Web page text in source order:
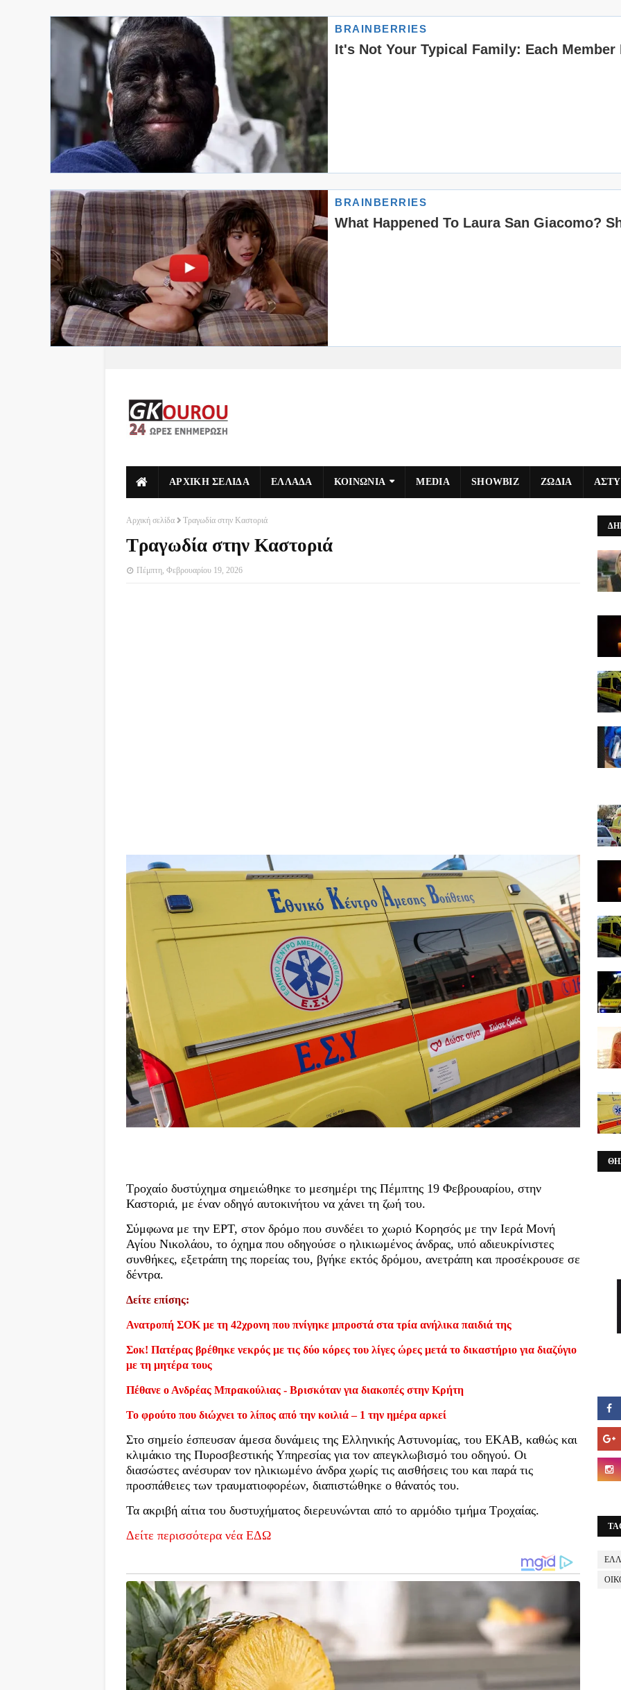
ΑΡΧΙΚΗ ΣΕΛΙΔΑ ΕΛΛΑΔΑ ΚΟΙΝΩΝΙΑ MEDIA SHOWBIZ ΖΩΔΙΑ
Αρχική σελίδα Τραγωδία στην Καστοριά
Τραγωδία στην Καστοριά
Πέμπτη, Φεβρουαρίου 19, 2026
Τροχαίο δυστύχημα σημειώθηκε το μεσημέρι της Πέμπτης 19 Φεβρουαρίου, στην
Καστοριά, με έναν οδηγό αυτοκινήτου να χάνει τη ζωή του.
Σύμφωνα με την ΕΡΤ, στον δρόμο που συνδέει το χωριό Κορησός με την Ιερά Μονή
Αγίου Νικολάου, το όχημα που οδηγούσε ο ηλικιωμένος άνδρας, υπό αδιευκρίνιστες
συνθήκες, εξετράπη της πορείας του, βγήκε εκτός δρόμου, ανετράπη και προσέκρουσε σε
δέντρα.
Δείτε επίσης:
Ανατροπή ΣΟΚ με τη 42χρονη που πνίγηκε μπροστά στα τρία ανήλικα παιδιά της
Σοκ! Πατέρας βρέθηκε νεκρός με τις δύο κόρες του λίγες ώρες μετά το δικαστήριο για διαζύγιο
με τη μητέρα τους
Πέθανε ο Ανδρέας Μπρακούλιας - Βρισκόταν για διακοπές στην Κρήτη
Το φρούτο που διώχνει το λίπος από την κοιλιά – 1 την ημέρα αρκεί
Στο σημείο έσπευσαν άμεσα δυνάμεις της Ελληνικής Αστυνομίας, του ΕΚΑΒ, καθώς και
κλιμάκιο της Πυροσβεστικής Υπηρεσίας για τον απεγκλωβισμό του οδηγού. Oι
διασώστες ανέσυραν τον ηλικιωμένο άνδρα χωρίς τις αισθήσεις του και παρά τις
προσπάθειες των τραυματιοφορέων, διαπιστώθηκε ο θάνατός του.
Τα ακριβή αίτια του δυστυχήματος διερευνώνται από το αρμόδιο τμήμα Τροχαίας.
Δείτε περισσότερα νέα ΕΔΩ